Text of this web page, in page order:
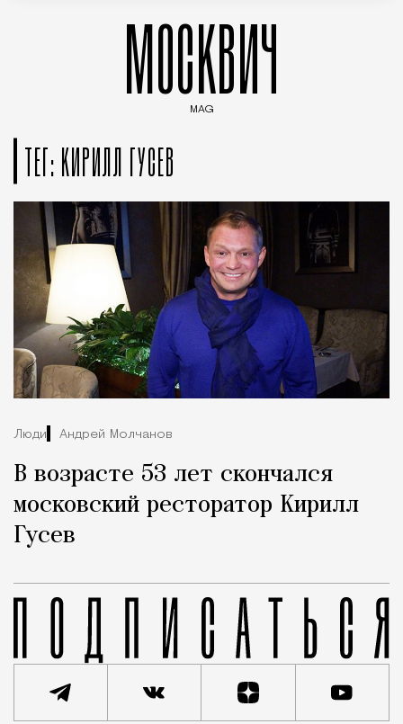
МОСКВИЧ
MAG
ТЕГ: КИРИЛЛ ГУСЕВ
Люди Андрей Молчанов
В возрасте 53 лет скончался
московский ресторатор Кирилл
Гусев